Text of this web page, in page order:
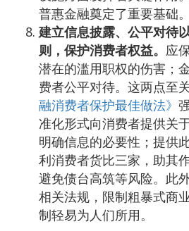
普惠金融奠定了重要基础。
建立信息披露、公平对待
则，保护消费者权益。 应
潜在的滥用职权的伤害；
费者公平对待。这两点至
融消费者保护最佳做法》
准化形式向消费者提供关
明确信息的必要性；提供
利消费者货比三家，助其
避免债台高筑等风险。此
相关法规，限制粗暴式商
制轻易为人们所用。